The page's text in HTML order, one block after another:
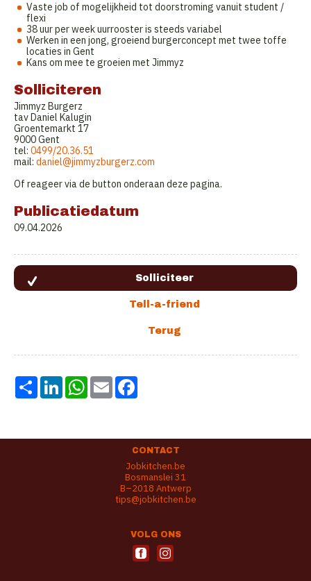
Vaste job of mogelijkheid tot doorstroming vanuit student /
flexi
38 uur per week uurrooster is steeds variabel
Werken in een jong, groeiend burgerconcept met twee toffe
locaties in Gent
Kans om mee te groeien met Jimmyz
Solliciteren
Jimmyz Burgerz
tav Daniel Kalugin
Groentemarkt 17
9000 Gent
tel: 0499/20.36.51
mail: daniel@jimmyzburgerz.com
Of reageer via de button onderaan deze pagina.
Publicatiedatum
09.04.2026
Share LinkedInWhatsApp
Email
CONTACT
Jobkitchen.be
Bosmanslei 31
B–2018 Antwerp
tips@jobkitchen.be
VOLG ONS